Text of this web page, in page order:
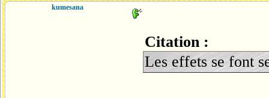
kumesana
Citation :
Les effets se font